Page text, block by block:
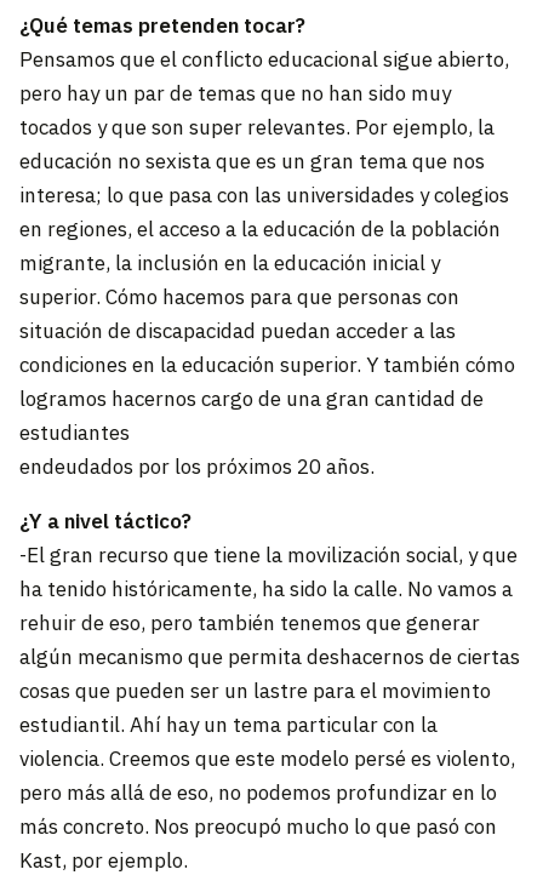
¿Qué temas pretenden tocar?
Pensamos que el conflicto educacional sigue abierto,
pero hay un par de temas que no han sido muy
tocados y que son super relevantes. Por ejemplo, la
educación no sexista que es un gran tema que nos
interesa; lo que pasa con las universidades y colegios
en regiones, el acceso a la educación de la población
migrante, la inclusión en la educación inicial y
superior. Cómo hacemos para que personas con
situación de discapacidad puedan acceder a las
condiciones en la educación superior. Y también cómo
logramos hacernos cargo de una gran cantidad de
estudiantes
endeudados por los próximos 20 años.
¿Y a nivel táctico?
-El gran recurso que tiene la movilización social, y que
ha tenido históricamente, ha sido la calle. No vamos a
rehuir de eso, pero también tenemos que generar
algún mecanismo que permita deshacernos de ciertas
cosas que pueden ser un lastre para el movimiento
estudiantil. Ahí hay un tema particular con la
violencia. Creemos que este modelo persé es violento,
pero más allá de eso, no podemos profundizar en lo
más concreto. Nos preocupó mucho lo que pasó con
Kast, por ejemplo.